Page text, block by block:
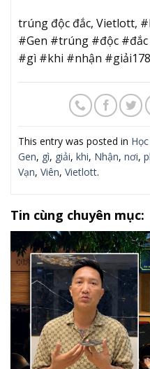
trúng độc đắc, Vietlott,
#Gen #trúng #độc
#gì #khi #nhận
This entry was posted in
Gen, gì, giải, khi, Nhận, nơi,
Vạn, Viên, Vietlott.
Tin cùng chuyên mục: